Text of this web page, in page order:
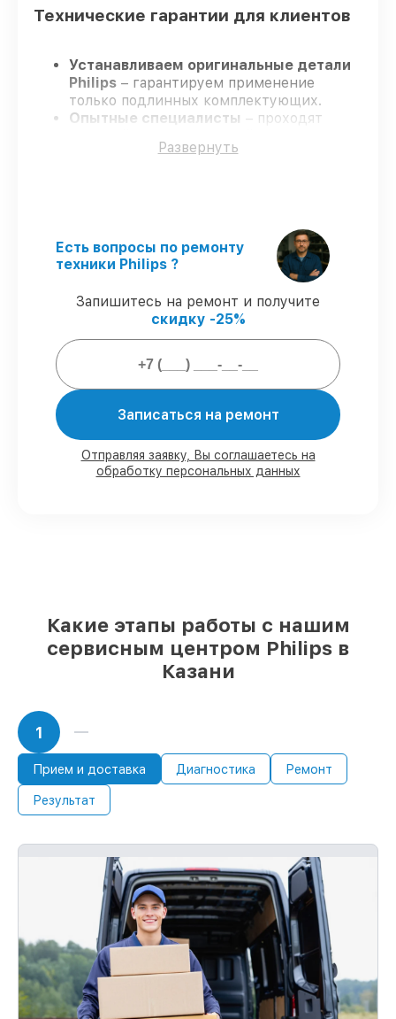
Технические гарантии для клиентов
Устанавливаем оригинальные детали
Philips – гарантируем применение
только подлинных комплектующих.
Опытные специалисты – проходят
гарантирует качество выполняемых
сроки.
Гарантийное сопровождение– все все
виды ремонта защищены официальной
гарантией Philips.
Мы гарантируем:
80%
работ проводим с возможностью
личного присутствия владельца
комплектующих Philips готовы к
установке в Казани, остальные
поступают оперативно
Развернуть
Есть вопросы по ремонту
техники Philips ?
Запишитесь на ремонт и получите
скидку -25%
Записаться на ремонт
Отправляя заявку, Вы соглашаетесь на
обработку персональных данных
Какие этапы работы с нашим
сервисным центром Philips в
Казани
1
Прием и доставка Диагностика Ремонт
Результат